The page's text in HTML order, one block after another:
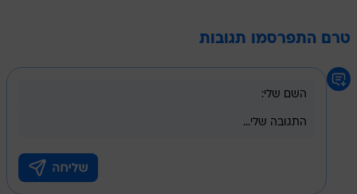
טרם התפרסמו תגובות